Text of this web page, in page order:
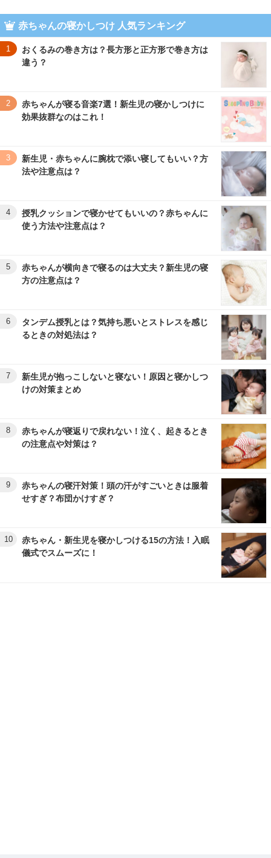
赤ちゃんの寝かしつけ 人気ランキング
1
おくるみの巻き方は？長方形と正方形で巻き方は
違う？
2
赤ちゃんが寝る音楽7選！新生児の寝かしつけに
効果抜群なのはこれ！
3
新生児・赤ちゃんに腕枕で添い寝してもいい？方
法や注意点は？
4
授乳クッションで寝かせてもいいの？赤ちゃんに
使う方法や注意点は？
5
赤ちゃんが横向きで寝るのは大丈夫？新生児の寝
方の注意点は？
6
タンデム授乳とは？気持ち悪いとストレスを感じ
るときの対処法は？
7
新生児が抱っこしないと寝ない！原因と寝かしつ
けの対策まとめ
8
赤ちゃんが寝返りで戻れない！泣く、起きるとき
の注意点や対策は？
9
赤ちゃんの寝汗対策！頭の汗がすごいときは服着
せすぎ？布団かけすぎ？
10
赤ちゃん・新生児を寝かしつける15の方法！入眠
儀式でスムーズに！